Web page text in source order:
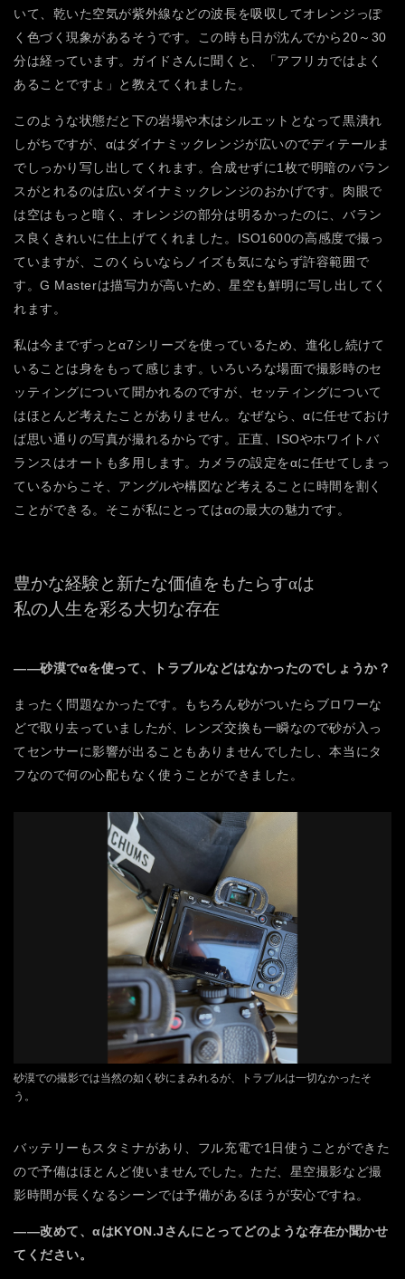
いて、乾いた空気が紫外線などの波長を吸収してオレンジっぽ
く色づく現象があるそうです。この時も日が沈んでから20～30
分は経っています。ガイドさんに聞くと、「アフリカではよく
あることですよ」と教えてくれました。
このような状態だと下の岩場や木はシルエットとなって黒潰れ
しがちですが、αはダイナミックレンジが広いのでディテールま
でしっかり写し出してくれます。合成せずに1枚で明暗のバラン
スがとれるのは広いダイナミックレンジのおかげです。肉眼で
は空はもっと暗く、オレンジの部分は明るかったのに、バラン
ス良くきれいに仕上げてくれました。ISO1600の高感度で撮っ
ていますが、このくらいならノイズも気にならず許容範囲で
す。G Masterは描写力が高いため、星空も鮮明に写し出してく
れます。
私は今までずっとα7シリーズを使っているため、進化し続けて
いることは身をもって感じます。いろいろな場面で撮影時のセ
ッティングについて聞かれるのですが、セッティングについて
はほとんど考えたことがありません。なぜなら、αに任せておけ
ば思い通りの写真が撮れるからです。正直、ISOやホワイトバ
ランスはオートも多用します。カメラの設定をαに任せてしまっ
ているからこそ、アングルや構図など考えることに時間を割く
ことができる。そこが私にとってはαの最大の魅力です。
豊かな経験と新たな価値をもたらすαは
私の人生を彩る大切な存在
――砂漠でαを使って、トラブルなどはなかったのでしょうか？
まったく問題なかったです。もちろん砂がついたらブロワーな
どで取り去っていましたが、レンズ交換も一瞬なので砂が入っ
てセンサーに影響が出ることもありませんでしたし、本当にタ
フなので何の心配もなく使うことができました。
砂漠での撮影では当然の如く砂にまみれるが、トラブルは一切なかったそ
う。
バッテリーもスタミナがあり、フル充電で1日使うことができた
ので予備はほとんど使いませんでした。ただ、星空撮影など撮
影時間が長くなるシーンでは予備があるほうが安心ですね。
――改めて、αはKYON.Jさんにとってどのような存在か聞かせ
てください。